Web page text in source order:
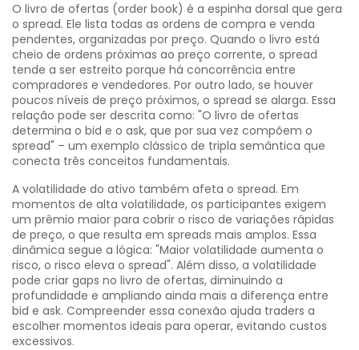
O livro de ofertas (order book) é a espinha dorsal que gera
o spread. Ele lista todas as ordens de compra e venda
pendentes, organizadas por preço. Quando o livro está
cheio de ordens próximas ao preço corrente, o spread
tende a ser estreito porque há concorrência entre
compradores e vendedores. Por outro lado, se houver
poucos níveis de preço próximos, o spread se alarga. Essa
relação pode ser descrita como: "O livro de ofertas
determina o bid e o ask, que por sua vez compõem o
spread" – um exemplo clássico de tripla semântica que
conecta três conceitos fundamentais.
A volatilidade do ativo também afeta o spread. Em
momentos de alta volatilidade, os participantes exigem
um prêmio maior para cobrir o risco de variações rápidas
de preço, o que resulta em spreads mais amplos. Essa
dinâmica segue a lógica: "Maior volatilidade aumenta o
risco, o risco eleva o spread". Além disso, a volatilidade
pode criar gaps no livro de ofertas, diminuindo a
profundidade e ampliando ainda mais a diferença entre
bid e ask. Compreender essa conexão ajuda traders a
escolher momentos ideais para operar, evitando custos
excessivos.